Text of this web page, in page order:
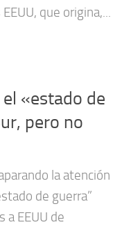
que origina,...
«estado de
pero no
la atención
de guerra”
a EEUU de